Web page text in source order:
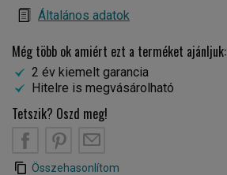
Általános adatok
Még több ok amiért ezt a terméket ajánljuk:
2 év kiemelt garancia
Hitelre is megvásárolható
Tetszik? Oszd meg!
Összehasonlítom